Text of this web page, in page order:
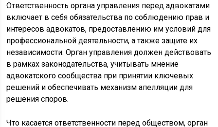
Ответственность органа управления перед адвокатами
включает в себя обязательства по соблюдению прав и
интересов адвокатов, предоставлению им условий для
профессиональной деятельности, а также защите их
независимости. Орган управления должен действовать
в рамках законодательства, учитывать мнение
адвокатского сообщества при принятии ключевых
решений и обеспечивать механизм апелляции для
решения споров.
Что касается ответственности перед обществом, орган